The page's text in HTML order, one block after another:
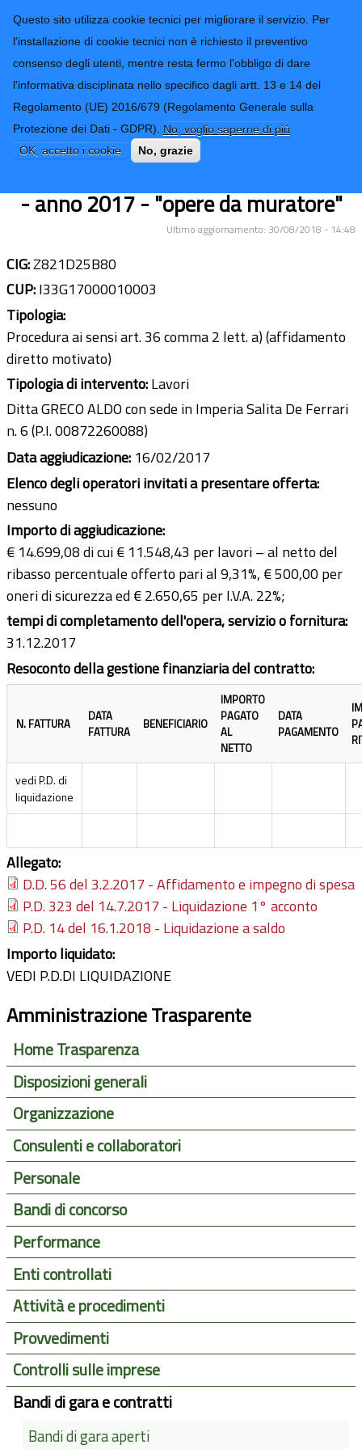
Questo sito utilizza cookie tecnici per migliorare il servizio. Per
l'installazione di cookie tecnici non è richiesto il preventivo
consenso degli utenti, mentre resta fermo l'obbligo di dare
l'informativa disciplinata nello specifico dagli artt. 13 e 14 del
Regolamento (UE) 2016/679 (Regolamento Generale sulla
Protezione dei Dati - GDPR). No, voglio saperne di più
OK, accetto i cookie
No, grazie
Provincia di
Imperia
CONTATTI-URP
TRASPARENZA
Form di ricerca
Lavori di manutenzione ordinaria
presso edifici scolastici di proprietà ed
- anno 2017 - "opere da muratore"
Ultimo aggiornamento: 30/08/2018 - 14:48
CIG:Z821D25B80
CUP:I33G17000010003
Tipologia:
Procedura ai sensi art. 36 comma 2 lett. a) (affidamento
diretto motivato)
Tipologia di intervento:Lavori
Ditta GRECO ALDO con sede in Imperia Salita De Ferrari
n. 6 (P.I. 00872260088)
Data aggiudicazione: 16/02/2017
Elenco degli operatori invitati a presentare offerta:
nessuno
Importo di aggiudicazione:
€ 14.699,08 di cui € 11.548,43 per lavori – al netto del
ribasso percentuale offerto pari al 9,31%, € 500,00 per
oneri di sicurezza ed € 2.650,65 per I.V.A. 22%;
tempi di completamento dell'opera, servizio o fornitura:
31.12.2017
Resoconto della gestione finanziaria del contratto:
N. FATTURA
DATA
FATTURA
BENEFICIARIO
IMPORTO
PAGATO
AL
NETTO
DATA
PAGAMENTO
vedi P.D. di
liquidazione
Allegato:
D.D. 56 del 3.2.2017 - Affidamento e impegno di spesa
P.D. 323 del 14.7.2017 - Liquidazione 1° acconto
P.D. 14 del 16.1.2018 - Liquidazione a saldo
Importo liquidato:
VEDI P.D.DI LIQUIDAZIONE
Amministrazione Trasparente
Home Trasparenza
Disposizioni generali
Organizzazione
Consulenti e collaboratori
Personale
Bandi di concorso
Performance
Enti controllati
Attività e procedimenti
Provvedimenti
Controlli sulle imprese
Bandi di gara e contratti
Bandi di gara aperti